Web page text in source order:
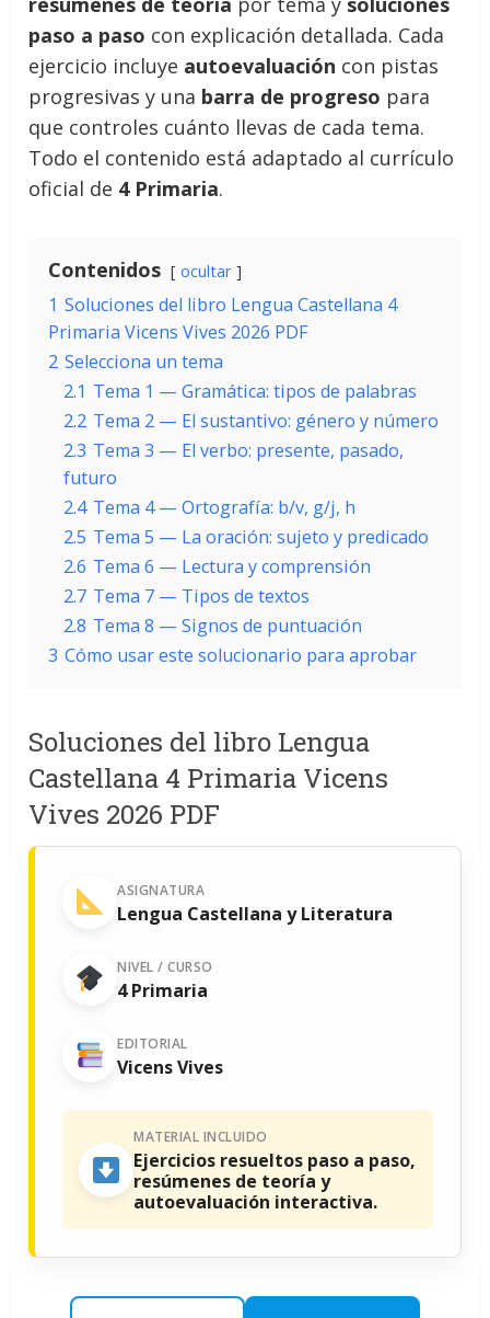
paso a paso con explicación detallada. Cada
ejercicio incluye autoevaluación con pistas
progresivas y una barra de progreso para
que controles cuánto llevas de cada tema.
Todo el contenido está adaptado al currículo
oficial de 4 Primaria.
Contenidos ocultar
1 Soluciones del libro Lengua Castellana 4
Primaria Vicens Vives 2026 PDF
2 Selecciona un tema
2.1 Tema 1 — Gramática: tipos de palabras
2.2 Tema 2 — El sustantivo: género y número
2.3 Tema 3 — El verbo: presente, pasado,
futuro
2.4 Tema 4 — Ortografía: b/v, g/j, h
2.5 Tema 5 — La oración: sujeto y predicado
2.6 Tema 6 — Lectura y comprensión
2.7 Tema 7 — Tipos de textos
2.8 Tema 8 — Signos de puntuación
3 Cómo usar este solucionario para aprobar
Soluciones del libro Lengua
Castellana 4 Primaria Vicens
Vives 2026 PDF
ASIGNATURA
Lengua Castellana y Literatura
NIVEL / CURSO
4 Primaria
EDITORIAL
Vicens Vives
MATERIAL INCLUIDO
Ejercicios resueltos paso a paso,
resúmenes de teoría y
autoevaluación interactiva.